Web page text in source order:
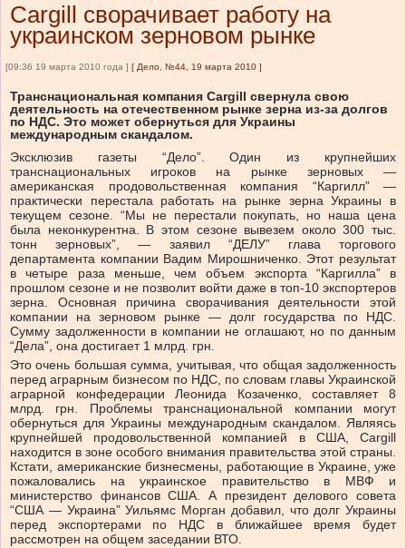
Cargill сворачивает работу на
украинском зерновом рынке
[09:36 19 марта 2010 года ] [ Дело, №44, 19 марта 2010 ]
Транснациональная компания Cargill свернула свою
деятельность на отечественном рынке зерна из-за долгов
по НДС. Это может обернуться для Украины
международным скандалом.
Эксклюзив газеты “Дело”. Один из крупнейших
транснациональных игроков на рынке зерновых —
американская продовольственная компания “Каргилл” —
практически перестала работать на рынке зерна Украины в
текущем сезоне. “Мы не перестали покупать, но наша цена
была неконкурентна. В этом сезоне вывезем около 300 тыс.
тонн зерновых”, — заявил “ДЕЛУ” глава торгового
департамента компании Вадим Мирошниченко. Этот результат
в четыре раза меньше, чем объем экспорта “Каргилла” в
прошлом сезоне и не позволит войти даже в топ-10 экспортеров
зерна. Основная причина сворачивания деятельности этой
компании на зерновом рынке — долг государства по НДС.
Сумму задолженности в компании не оглашают, но по данным
“Дела”, она достигает 1 млрд. грн.
Это очень большая сумма, учитывая, что общая задолженность
перед аграрным бизнесом по НДС, по словам главы Украинской
аграрной конфедерации Леонида Козаченко, составляет 8
млрд. грн. Проблемы транснациональной компании могут
обернуться для Украины международным скандалом. Являясь
крупнейшей продовольственной компанией в США, Cargill
находится в зоне особого внимания правительства этой страны.
Кстати, американские бизнесмены, работающие в Украине, уже
пожаловались на украинское правительство в МВФ и
министерство финансов США. А президент делового совета
“США — Украина” Уильямс Морган добавил, что долг Украины
перед экспортерами по НДС в ближайшее время будет
рассмотрен на общем заседании ВТО.